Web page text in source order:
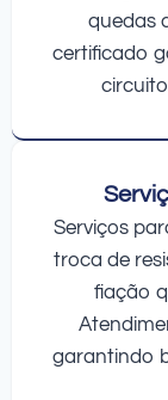
quedas
certificado
Serviços
troca de
fiação
garantindo